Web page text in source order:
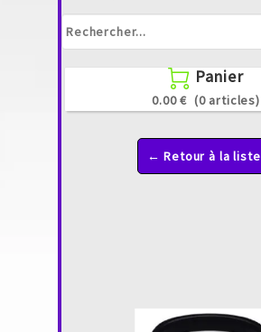
 Panier
0.00 € (0 articles)
← Retour à la liste